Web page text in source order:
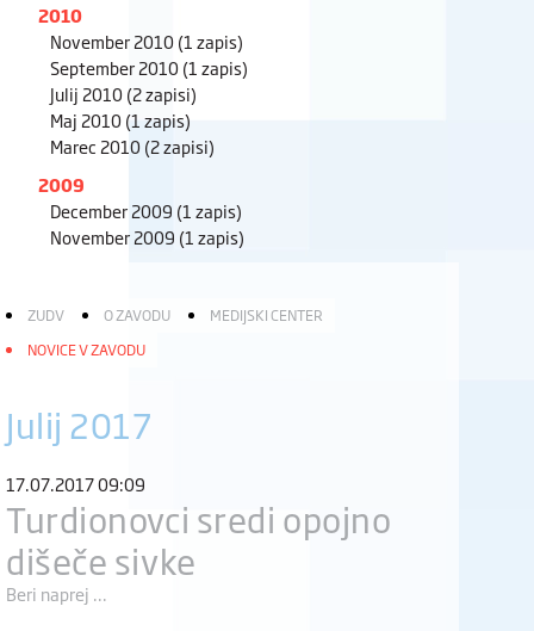
2010
November 2010(1 zapis)
September 2010(1 zapis)
Julij 2010(2 zapisi)
Maj 2010(1 zapis)
Marec 2010(2 zapisi)
2009
December 2009 (1 zapis)
November 2009 (1 zapis)
ZUDV O ZAVODU
MEDIJSKI CENTER
NOVICE V ZAVODU
Julij 2017
17.07.2017 09:09
Turdionovci sredi opojno
dišeče sivke
Beri naprej ...